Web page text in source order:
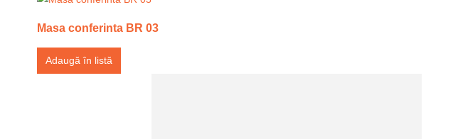
Masa conferinta BR 03
Adaugă în listă